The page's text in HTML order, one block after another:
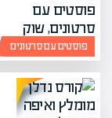
פוסטים עם סרטונים